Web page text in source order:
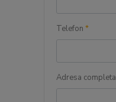
Telefon *
Adresa completa